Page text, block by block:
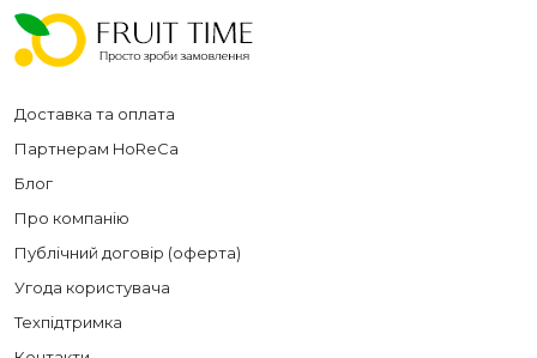
Доставка та оплата
Партнерам HoReCa
Блог
Про компанію
Публічний договір (оферта)
Угода користувача
Техпідтримка